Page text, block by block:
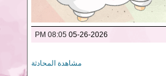
05-26-2026
08:05 PM
مشاهدة المحادثة